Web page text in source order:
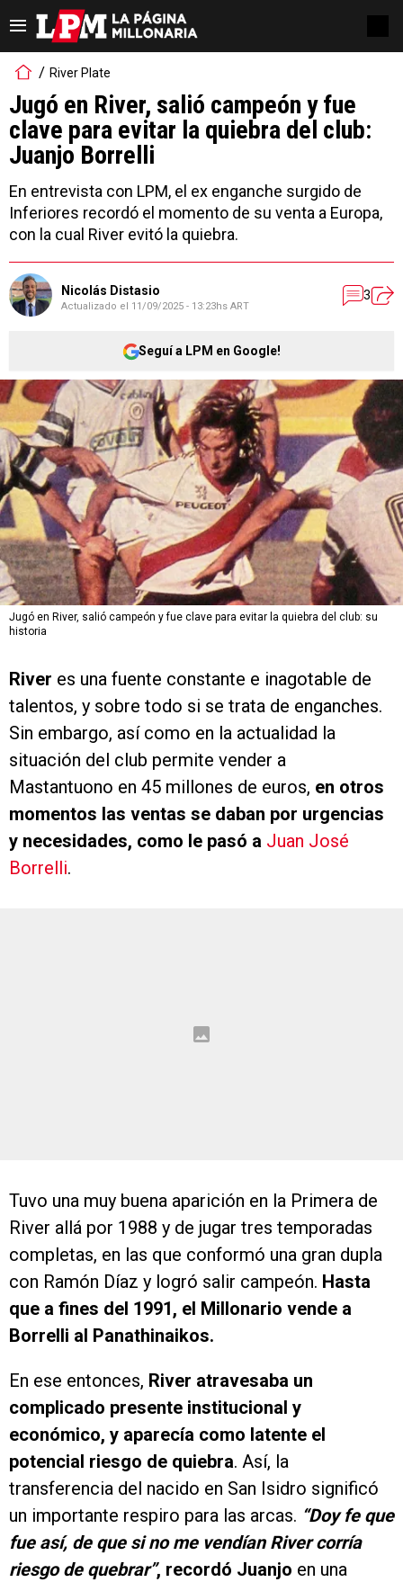
River Plate
Jugó en River, salió campeón y fue
clave para evitar la quiebra del club:
Juanjo Borrelli
En entrevista con LPM, el ex enganche surgido de
Inferiores recordó el momento de su venta a Europa,
con la cual River evitó la quiebra.
Nicolás Distasio
Actualizado el 11/09/2025 - 13:23hs ART
3
Seguí a LPM en Google!
Jugó en River, salió campeón y fue clave para evitar la quiebra del club: su
historia
River es una fuente constante e inagotable de
talentos, y sobre todo si se trata de enganches.
Sin embargo, así como en la actualidad la
situación del club permite vender a
Mastantuono en 45 millones de euros, en otros
momentos las ventas se daban por urgencias
y necesidades, como le pasó a Juan José
Borrelli.
Tuvo una muy buena aparición en la Primera de
River allá por 1988 y de jugar tres temporadas
completas, en las que conformó una gran dupla
con Ramón Díaz y logró salir campeón. Hasta
que a fines del 1991, el Millonario vende a
Borrelli al Panathinaikos.
En ese entonces, River atravesaba un
complicado presente institucional y
económico, y aparecía como latente el
potencial riesgo de quiebra. Así, la
transferencia del nacido en San Isidro significó
un importante respiro para las arcas. “Doy fe que
fue así, de que si no me vendían River corría
riesgo de quebrar”, recordó Juanjo en una